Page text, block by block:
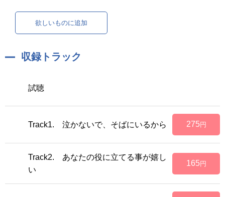
欲しいものに追加
収録トラック
試聴
Track1. 泣かないで、そばにいるから 275 円
Track2. あなたの役に立てる事が嬉し
い
165円